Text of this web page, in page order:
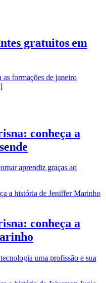
gratuitos em
as formações de janeiro
conheça a
aprendiz graças ao
conheça a
uma profissão e sua